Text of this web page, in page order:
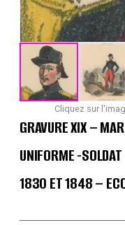
Cliquez sur
GRAVURE XIX –
UNIFORME -
1830 ET 1848 –